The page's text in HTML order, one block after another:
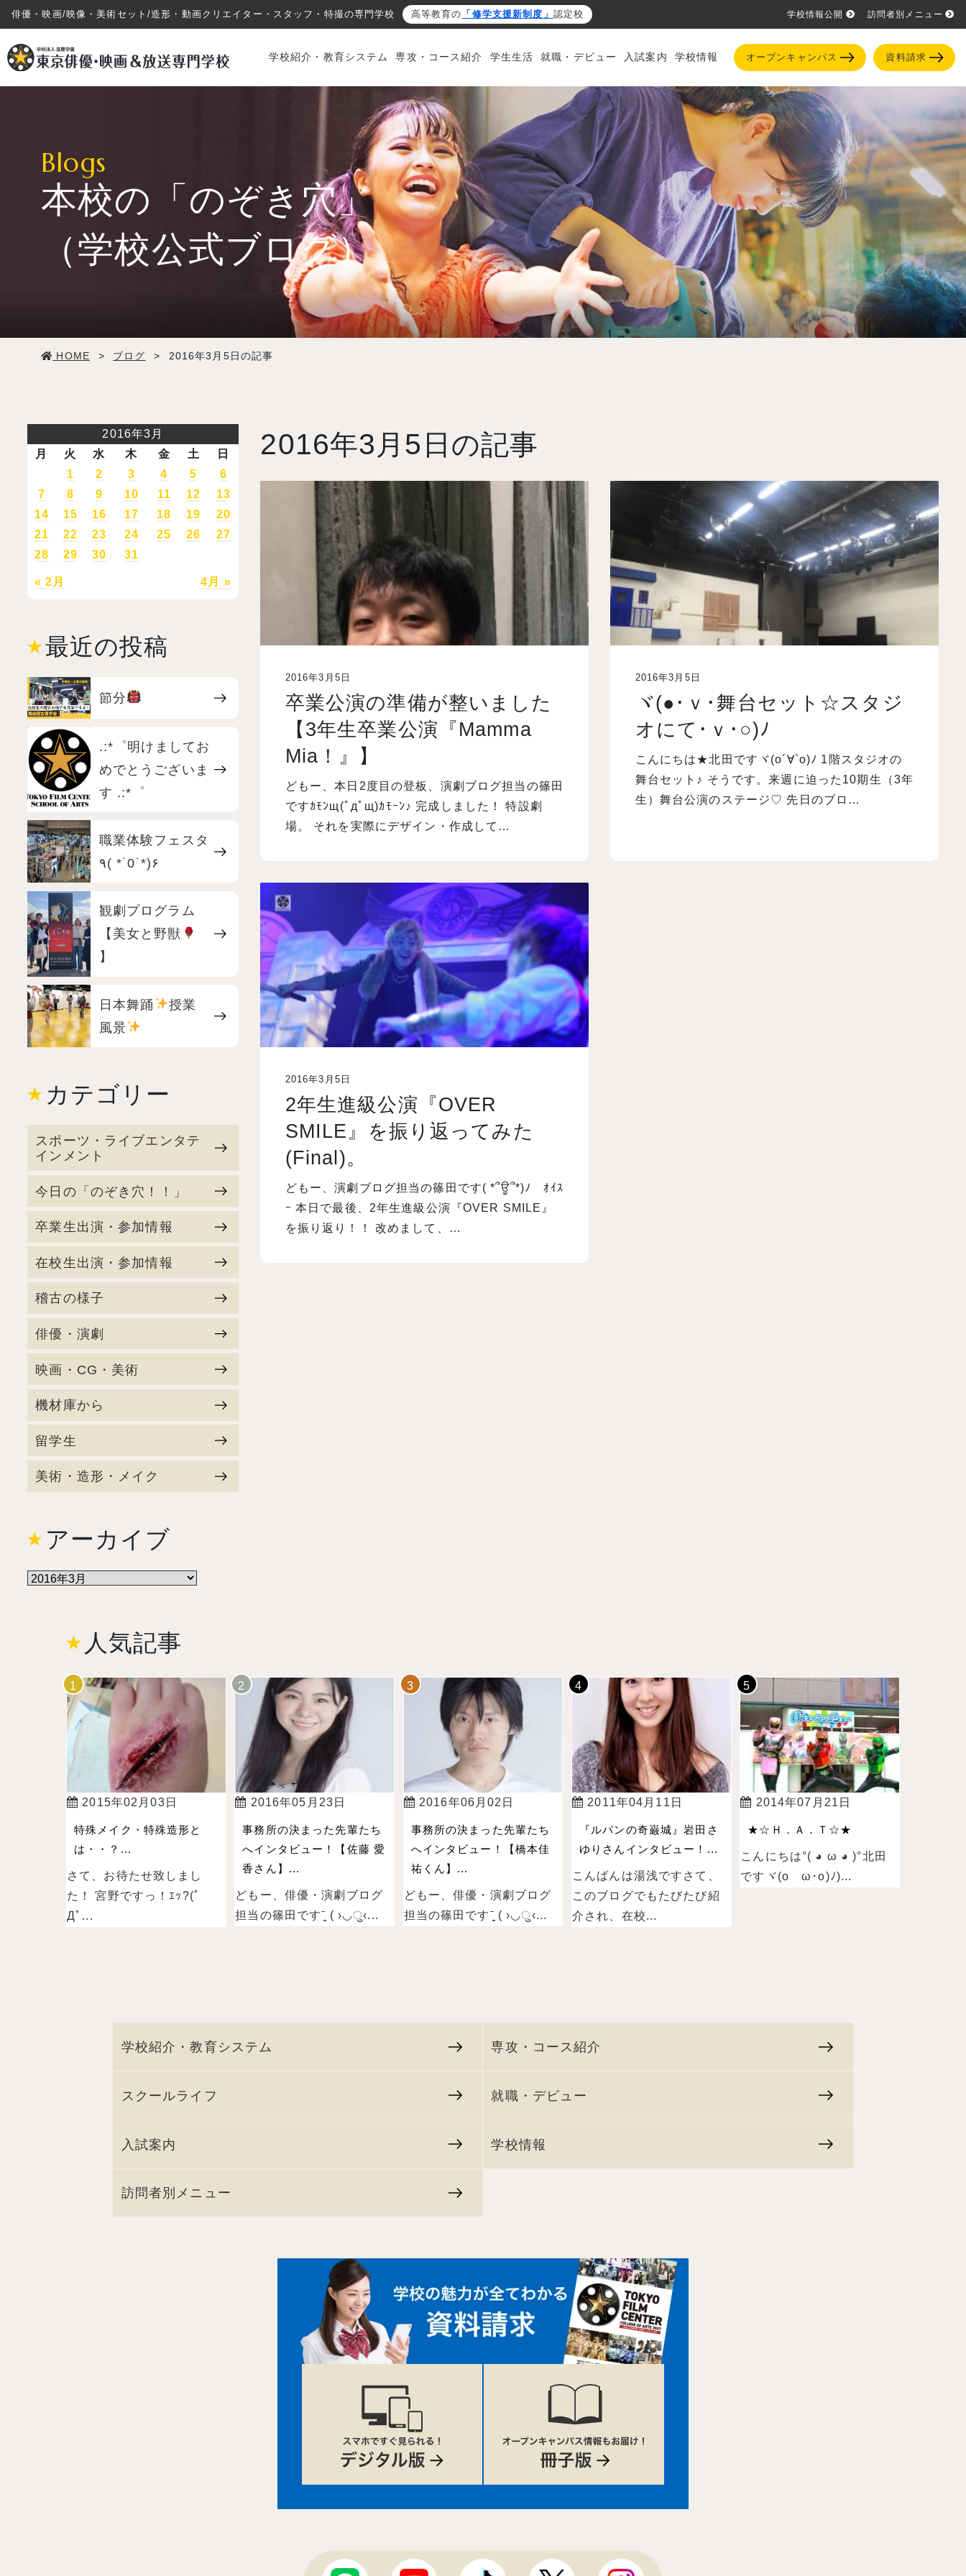
俳優・映画/映像・美術セット/造形・動画クリエイター・スタッフ・特撮の専門学校 高等教育の 「修学支援新制度」 認定校 学校情報公開 訪問者別メニュー
学校紹介・教育システム 専攻・コース紹介 学生生活 就職・デビュー 入試案内 学校情報 オープンキャンパス 資料請求
専攻・コース紹介
入試案内
学校情報
オープンキャンパス
訪問者別メニュー
Blogs
本校の「のぞき穴」
（学校公式ブログ）
HOME > ブログ > 2016年3月5日の記事
2016年3 月 5 日の記事
2016年3月5日
卒業公演の準備が整いました
【3年生卒業公演『Mamma
Mia！』】
どもー、本日2度目の登板、演劇ブログ担当の篠田
ですｶﾓﾝщ(ﾟдﾟщ)ｶﾓｰﾝ♪ 完成しました！ 特設劇
場。 それを実際にデザイン・作成して…
2016年3月5日
ヾ(●･ｖ･舞台セット☆スタジ
オにて･ｖ･○)ﾉ
こんにちは★北田ですヾ(o´∀`o)ﾉ 1階スタジオの
舞台セット♪ そうです。来週に迫った10期生（3年
生）舞台公演のステージ♡ 先日のブロ…
2016年3月5日
2年生進級公演『OVER
SMILE』を振り返ってみた
(Final)。
どもー、演劇ブログ担当の篠田です( *՞ਊ՞*)ﾉ ｵｲｽ
ｰ 本日で最後、2年生進級公演『OVER SMILE』
を振り返り！！ 改めまして、…
2016年3月
月
火 水 木 金 土 日
« 2月 4月 »
1 2 3 4 5
6
7
8 9 10 11 12
13
14
15 16 17 18 19
20
21
22 23 24 25 26
27
28
29 30 31
最近の投稿
節分
.:*゜明けましてお
めでとうございま
す .:*゜
職業体験フェスタ
٩( *˙0˙*)۶
観劇プログラム
【美女と野獣
】
日本舞踊
授業
風景
カテゴリー
スポーツ・ライブエンタテ
インメント
今日の「のぞき穴！！」
卒業生出演・参加情報
在校生出演・参加情報
稽古の様子
俳優・演劇
映画・CG・美術
機材庫から
留学生
美術・造形・メイク
アーカイブ
人気記事
2015年02月03日
特殊メイク・特殊造形と
は・・？...
さて、お待たせ致しまし
た！ 宮野ですっ！ｴｯ?(ﾟ
Дﾟ...
2016年05月23日
事務所の決まった先輩たち
へインタビュー！【佐藤 愛
香さん】...
どもー、俳優・演劇ブログ
担当の篠田ですˉ̞̭ ( ›◡ु‹...
2016年06月02日
事務所の決まった先輩たち
へインタビュー！【橋本佳
祐くん】...
どもー、俳優・演劇ブログ
担当の篠田ですˉ̞̭ ( ›◡ु‹...
2011年04月11日
『ルパンの奇巌城』岩田さ
ゆりさんインタビュー！...
こんばんは湯浅ですさて、
このブログでもたびたび紹
介され、在校...
2014年07月21日
★☆Ｈ．Ａ．Ｔ☆★
こんにちは°( ◕ ω ◕ )°北田
ですヾ(oゝω･o)ﾉ)...
学校紹介・教育システム 専攻・コース紹介
スクールライフ 就職・デビュー
入試案内 学校情報
訪問者別メニュー